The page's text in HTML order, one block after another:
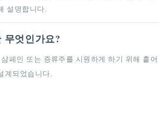
설명합니다.
무엇인가요?
페인 또는 증류주를 시원하게 하기 위해 흩어
계되었습니다.